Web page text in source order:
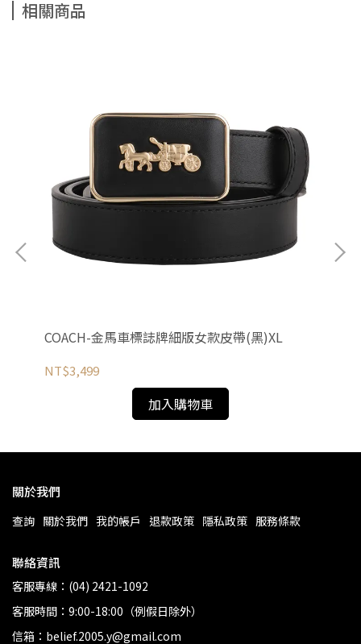
相關商品
COACH-金馬車標誌牌細版女款皮帶(黑)XL
NT$3,499
加入購物車
關於我們
查詢 關於我們 我的帳戶 退款政策 隱私政策 服務條款
聯絡資訊
客服專線：(04) 2421-1092
客服時間：9:00-18:00（例假日除外）
信箱：belief.2005.y@gmail.com